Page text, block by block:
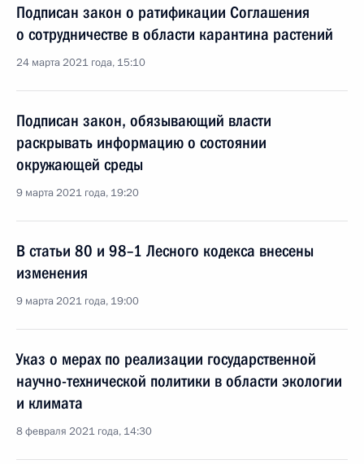
Подписан закон о ратификации Соглашения
о сотрудничестве в области карантина растений
24 марта 2021 года, 15:10
Подписан закон, обязывающий власти
раскрывать информацию о состоянии
окружающей среды
9 марта 2021 года, 19:20
В статьи 80 и 98–1 Лесного кодекса внесены
изменения
9 марта 2021 года, 19:00
Указ о мерах по реализации государственной
научно-технической политики в области экологии
и климата
8 февраля 2021 года, 14:30